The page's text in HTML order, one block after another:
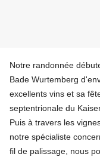
Notre randonnée
Bade Wurtemberg
excellents vins et sa
septentrionale du
Puis à travers les
notre spécialiste
fil de palissage, nous